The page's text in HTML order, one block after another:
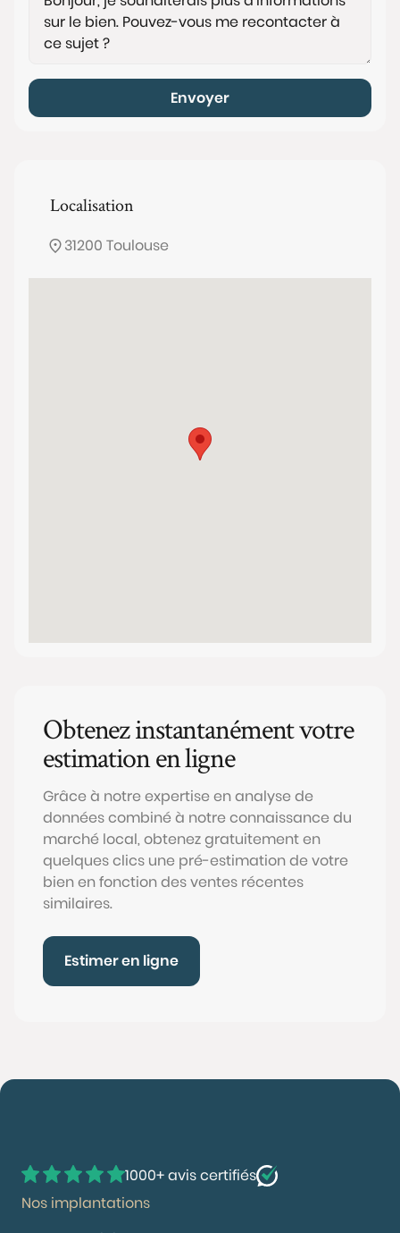
Envoyer
Localisation
31200 Toulouse
Obtenez instantanément votre
estimation en ligne
Grâce à notre expertise en analyse de
données combiné à notre connaissance du
marché local, obtenez gratuitement en
quelques clics une pré-estimation de votre
bien en fonction des ventes récentes
similaires.
Estimer en ligne
1000+ avis certifiés
Nos implantations